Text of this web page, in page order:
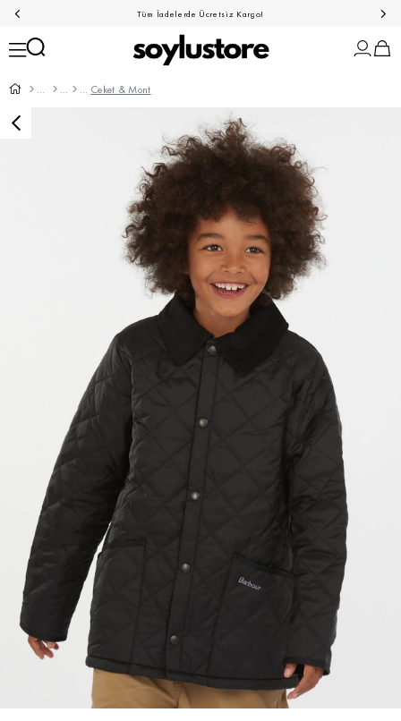
Tüm İadelerde Ücretsiz Kargo!
Ceket & Mont